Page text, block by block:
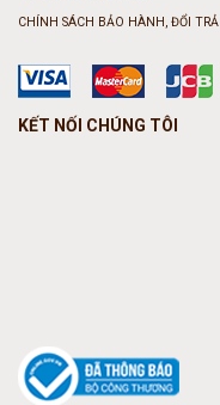
CHÍNH SÁCH BẢO HÀNH, ĐỔI TRẢ
KẾT NỐI CHÚNG TÔI